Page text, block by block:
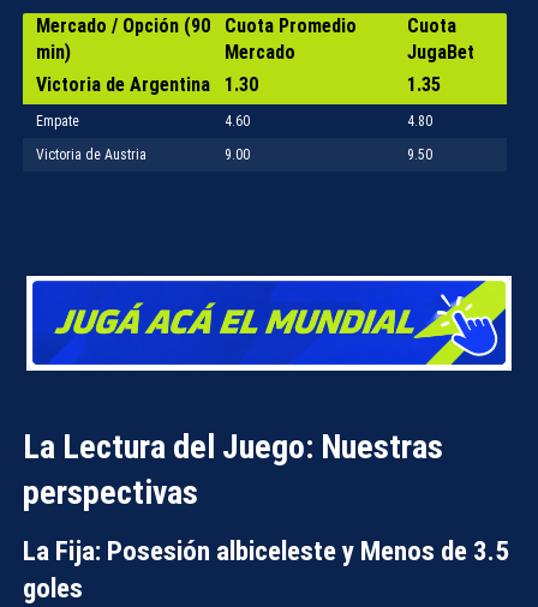
Mercado / Opción (90
min)
Cuota Promedio
Mercado
Cuota
JugaBet
Victoria de Argentina
1.30 1.35
Empate 4.60
4.80
Victoria de Austria
9.00 9.50
La Lectura del Juego: Nuestras
perspectivas
La Fija: Posesión albiceleste y Menos de 3.5
goles